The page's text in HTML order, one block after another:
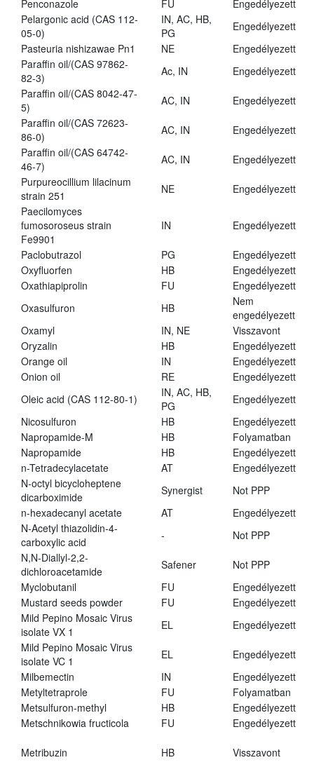
Penconazole
FU
Engedélyezett
Pelargonic acid (CAS 112-
05-0)
IN, AC, HB,
PG
Engedélyezett
Pasteuria nishizawae Pn1
NE
Engedélyezett
Paraffin oil/(CAS 97862-
82-3)
Ac, IN
Engedélyezett
Paraffin oil/(CAS 8042-47-
5)
AC, IN
Engedélyezett
Paraffin oil/(CAS 72623-
86-0)
AC, IN
Engedélyezett
Paraffin oil/(CAS 64742-
46-7)
AC, IN
Engedélyezett
Purpureocillium lilacinum
strain 251
NE
Engedélyezett
Paecilomyces
fumosoroseus strain
Fe9901
IN Engedélyezett
Paclobutrazol PG
Engedélyezett
Oxyfluorfen
HB
Engedélyezett
Oxathiapiprolin
FU
Engedélyezett
Oxasulfuron
HB
Nem
engedélyezett
Oxamyl
IN, NE
Visszavont
Oryzalin
HB
Engedélyezett
Orange oil
IN
Engedélyezett
Onion oil
RE
Engedélyezett
Oleic acid (CAS 112-80-1)
IN, AC, HB,
PG
Engedélyezett
Nicosulfuron
HB
Engedélyezett
Napropamide-M
HB
Folyamatban
Napropamide
HB
Engedélyezett
n-Tetradecylacetate
AT
Engedélyezett
N-octyl bicycloheptene
dicarboximide
Synergist
Not PPP
n-hexadecanyl acetate
AT
Engedélyezett
N-Acetyl thiazolidin-4-
carboxylic acid
-
Not PPP
N,N-Diallyl-2,2-
dichloroacetamide
Safener
Not PPP
Myclobutanil
FU
Engedélyezett
Mustard seeds powder
FU
Engedélyezett
Mild Pepino Mosaic Virus
isolate VX 1
EL
Engedélyezett
Mild Pepino Mosaic Virus
isolate VC 1
EL
Engedélyezett
Milbemectin
IN
Engedélyezett
Metyltetraprole
FU
Folyamatban
Metsulfuron-methyl
HB
Engedélyezett
Metschnikowia fructicola
FU Engedélyezett
Metribuzin HB Visszavont